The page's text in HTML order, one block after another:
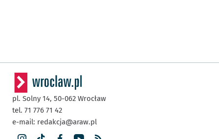
pl. Solny 14, 50-062 Wrocław
tel. 71 776 71 42
e-mail: redakcja@araw.pl